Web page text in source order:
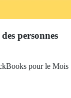
personnes
pour le Mois